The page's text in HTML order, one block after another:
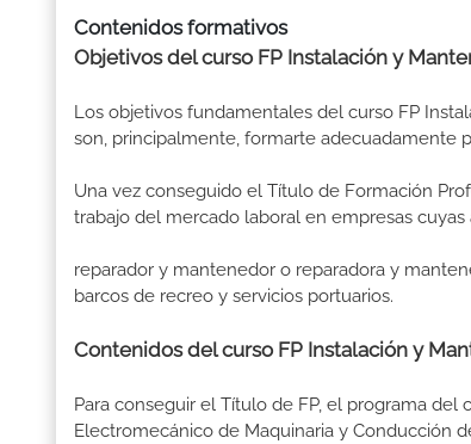
Contenidos formativos
Objetivos del curso FP Instalación y
Los objetivos fundamentales del curso FP
son, principalmente, formarte adecuadamente
Una vez conseguido el Título de Formación
trabajo del mercado laboral en empresas
reparador y mantenedor o reparadora y
barcos de recreo y servicios portuarios.
Contenidos del curso FP Instalación y
Para conseguir el Título de FP, el programa
Electromecánico de Maquinaria y Conducción